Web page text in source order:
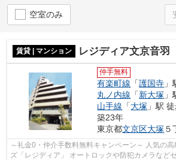
空室のみ
賃貸 | マンション レジディア文京音羽
仲手無料
有楽町線 「護国寺
丸ノ内線 「新大塚
山手線 「大塚 」駅
築23年
東京都文京区大塚５
～礼金0・仲介手数料無料キャンペーン～ 人気の
ズ「レジディア」 オートロックや防犯カメラなど